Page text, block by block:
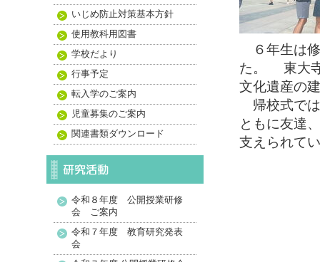
６年生は修
た。 東大寺
文化遺産の
帰校式では
ともに友達
支えられて
いじめ防止対策基本方針
使用教科用図書
学校だより
行事予定
転入学のご案内
児童募集のご案内
関連書類ダウンロード
令和８年度 公開授業研修
会 ご案内
令和７年度 教育研究発表
会